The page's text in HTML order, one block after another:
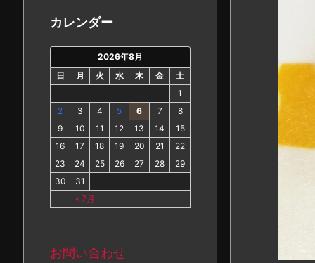
イ
ブ
カレンダー
2026年8月
日
月 火 水 木 金
土
1
2
3 4 5 6 7
8
9
10 11 12 13 14
15
16
17 18 19 20 21
22
23
24 25 26 27 28
29
30
31
« 7月
お問い合わせ